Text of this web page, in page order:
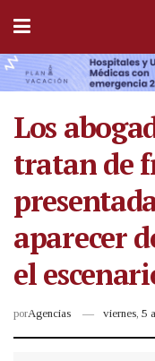
Los
tratan de
aparecer
el
porAgencias viernes, 5